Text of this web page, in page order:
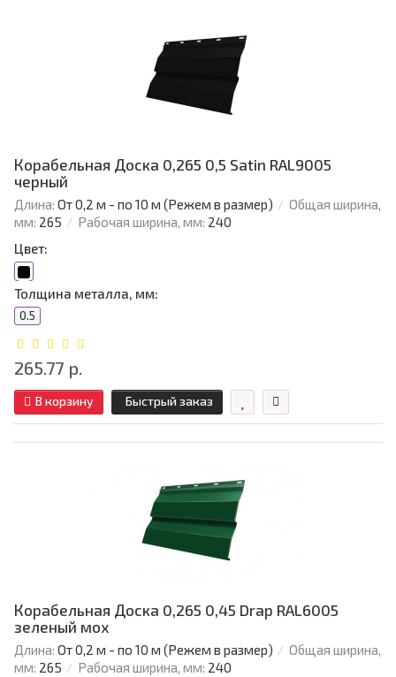
Корабельная Доска 0,265 0,5 Satin RAL9005
черный
Длина: От 0,2 м - по 10 м (Режем в размер)
Общая ширина,
мм: 265 Рабочая ширина, мм: 240
Цвет:
Толщина металла, мм:
0.5
265.77 р.
В корзину Быстрый заказ
Корабельная Доска 0,265 0,45 Drap RAL6005
зеленый мох
Длина: От 0,2 м - по 10 м (Режем в размер)
Общая ширина,
мм: 265 Рабочая ширина, мм: 240